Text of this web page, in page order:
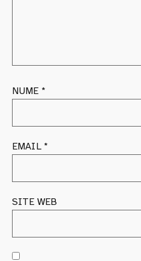
NUME *
EMAIL *
SITE WEB